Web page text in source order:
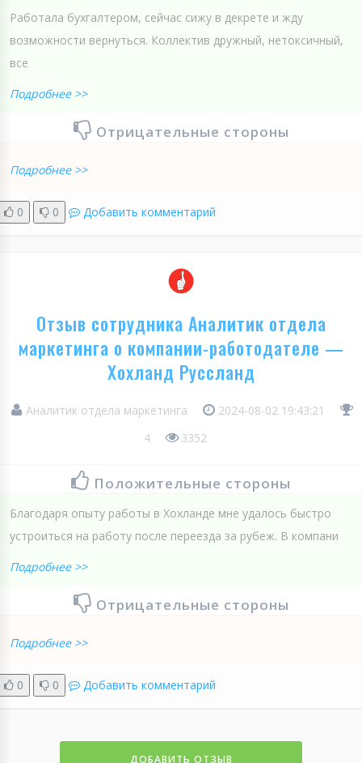
Работала бухгалтером, сейчас сижу в декрете и жду
возможности вернуться. Коллектив дружный, нетоксичный,
все
Подробнее >>
Отрицательные стороны
Подробнее >>
0 0 Добавить комментарий
Отзыв сотрудника Аналитик отдела
маркетинга о компании-работодателе —
Хохланд Руссланд
Аналитик отдела маркетинга
2024-08-02 19:43:21
4
3352
Положительные стороны
Благодаря опыту работы в Хохланде мне удалось быстро
устроиться на работу после переезда за рубеж. В компани
Подробнее >>
Отрицательные стороны
Подробнее >>
0 0 Добавить комментарий
ДОБАВИТЬ ОТЗЫВ